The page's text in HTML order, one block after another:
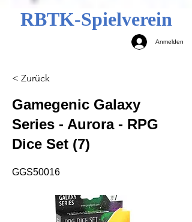
RBTK-Spielverein
Anmelden
< Zurück
Gamegenic Galaxy
Series - Aurora - RPG
Dice Set (7)
GGS50016